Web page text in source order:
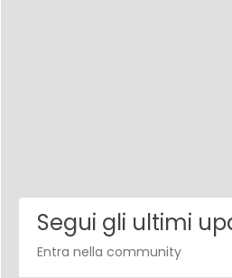
Segui gli ultimi
Entra nella community